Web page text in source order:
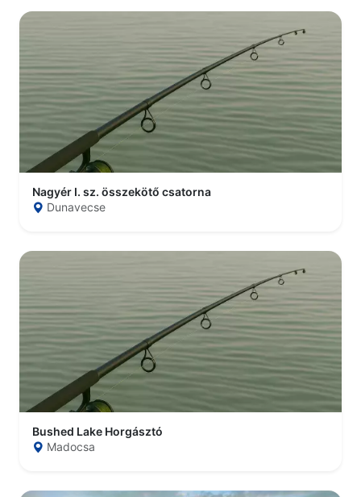
Nagyér I. sz. összekötő csatorna
Dunavecse
Bushed Lake Horgásztó
Madocsa